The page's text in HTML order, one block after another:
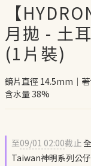
【
月拋 - 土
(1片裝)
鏡片直徑 14.5mm｜
含水量 38%
至09/01 02:00截止
Taiwan神明系列公仔